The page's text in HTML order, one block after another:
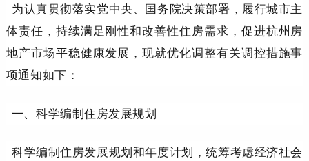
为认真贯彻落实党中央、国务院决策部署，履行城市主
体责任，持续满足刚性和改善性住房需求，促进杭州房
地产市场平稳健康发展，现就优化调整有关调控措施事
项通知如下：
一、科学编制住房发展规划
科学编制住房发展规划和年度计划，统筹考虑经济社会